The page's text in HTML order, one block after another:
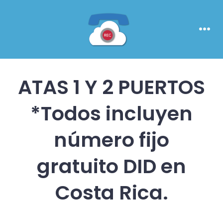
ATAS 1 Y 2 PUERTOS
*Todos incluyen
número fijo
gratuito DID en
Costa Rica.